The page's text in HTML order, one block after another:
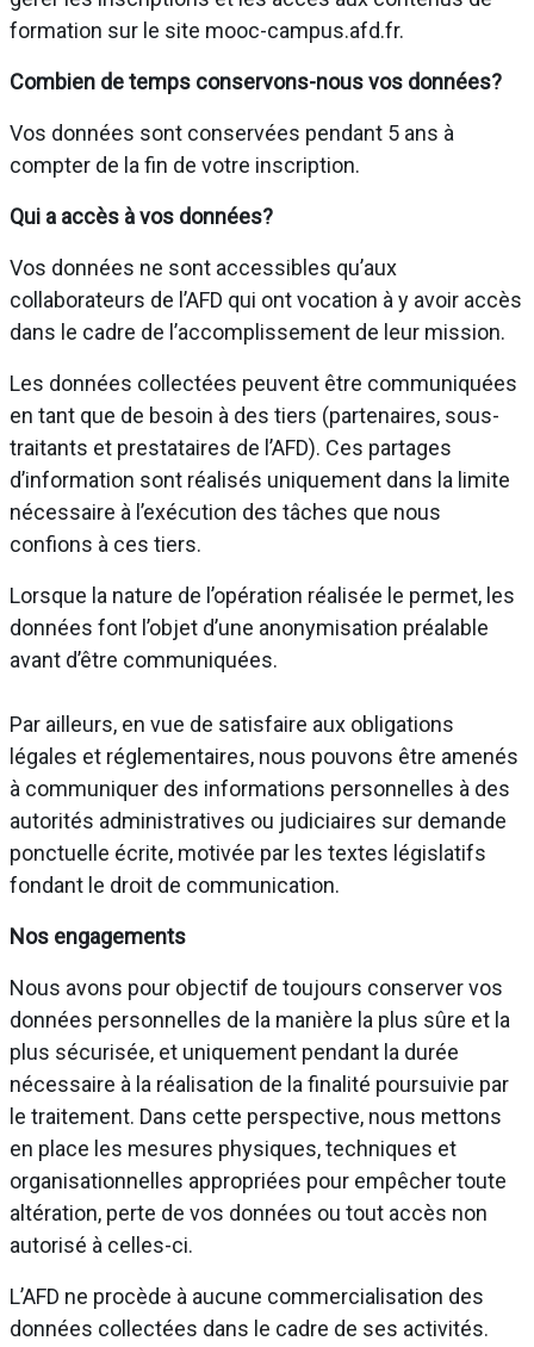
formation sur le site mooc-campus.afd.fr.
Combien de temps conservons-nous vos données?
Vos données sont conservées pendant 5 ans à
compter de la fin de votre inscription.
Qui a accès à vos données?
Vos données ne sont accessibles qu’aux
collaborateurs de l’AFD qui ont vocation à y avoir accès
dans le cadre de l’accomplissement de leur mission.
Les données collectées peuvent être communiquées
en tant que de besoin à des tiers (partenaires, sous-
traitants et prestataires de l’AFD). Ces partages
d’information sont réalisés uniquement dans la limite
nécessaire à l’exécution des tâches que nous
confions à ces tiers.
Lorsque la nature de l’opération réalisée le permet, les
données font l’objet d’une anonymisation préalable
avant d’être communiquées.
Par ailleurs, en vue de satisfaire aux obligations
légales et réglementaires, nous pouvons être amenés
à communiquer des informations personnelles à des
autorités administratives ou judiciaires sur demande
ponctuelle écrite, motivée par les textes législatifs
fondant le droit de communication.
Nos engagements
Nous avons pour objectif de toujours conserver vos
données personnelles de la manière la plus sûre et la
plus sécurisée, et uniquement pendant la durée
nécessaire à la réalisation de la finalité poursuivie par
le traitement. Dans cette perspective, nous mettons
en place les mesures physiques, techniques et
organisationnelles appropriées pour empêcher toute
altération, perte de vos données ou tout accès non
autorisé à celles-ci.
L’AFD ne procède à aucune commercialisation des
données collectées dans le cadre de ses activités.